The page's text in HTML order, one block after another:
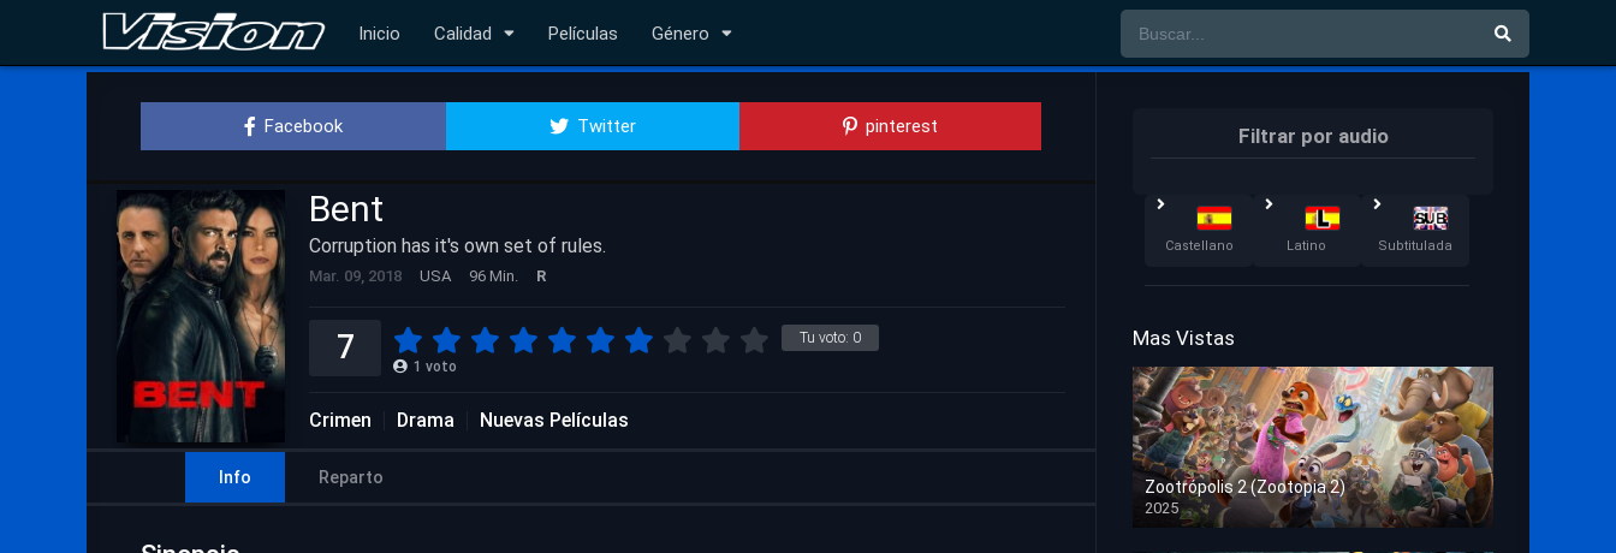
Inicio Calidad Películas Género
Facebook Twitter pinterest
Bent
Corruption has it's own set of rules.
Mar. 09, 2018 USA 96 Min. R
Tu voto: 0
7 1 voto
Crimen Drama Nuevas Películas
Info Reparto
Filtrar por audio
Castellano Latino Subtitulada
Mas Vistas
Zootrópolis 2 (Zootopia 2)
2025
HD 1080p